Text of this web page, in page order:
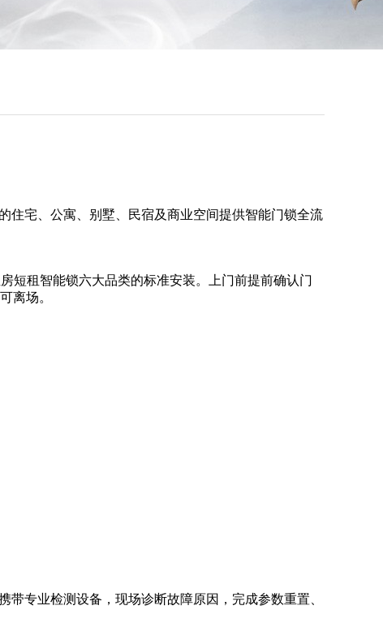
住宅、公寓、别墅、民宿及商业空间提供智能门锁全流
短租智能锁六大品类的标准安装。上门前提前确认门
离场。
专业检测设备，现场诊断故障原因，完成参数重置、